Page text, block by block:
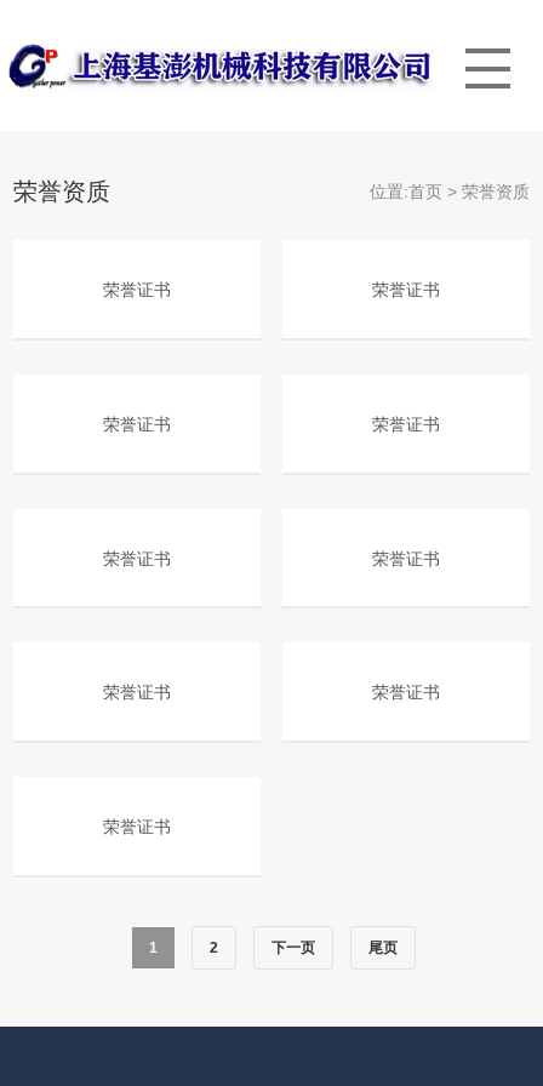
位置:首页> 荣誉资质
荣誉资质
荣誉证书 荣誉证书
荣誉证书 荣誉证书
荣誉证书 荣誉证书
荣誉证书 荣誉证书
荣誉证书
1 2 下一页 尾页